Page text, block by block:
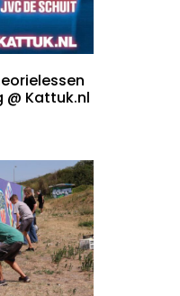
@ Kattuk.nl